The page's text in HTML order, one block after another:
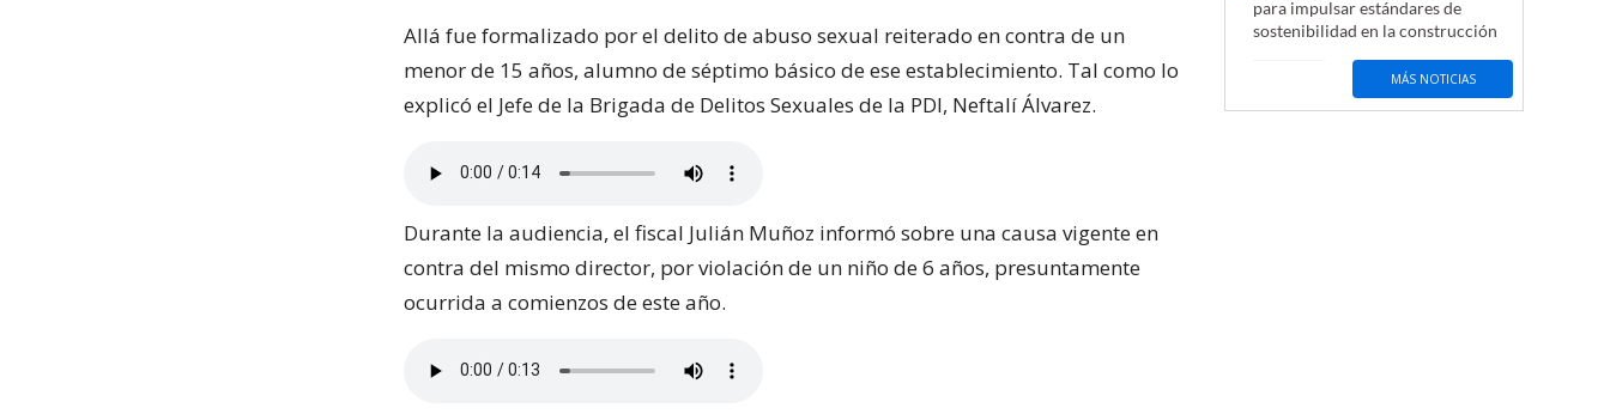
Allá fue formalizado por el delito de abuso sexual reiterado en contra de un
menor de 15 años, alumno de séptimo básico de ese establecimiento. Tal como lo
explicó el Jefe de la Brigada de Delitos Sexuales de la PDI, Neftalí Álvarez.
Durante la audiencia, el fiscal Julián Muñoz informó sobre una causa vigente en
contra del mismo director, por violación de un niño de 6 años, presuntamente
ocurrida a comienzos de este año.
para impulsar estándares de
sostenibilidad en la construcción
MÁS NOTICIAS